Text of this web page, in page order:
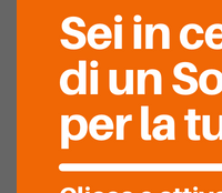
PESSIMO
RIASSUNTO PUNTEGGIO